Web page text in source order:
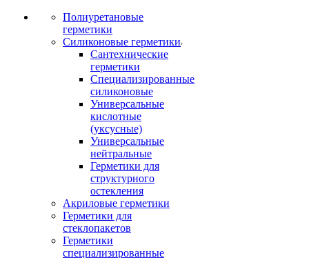
Полиуретановые
герметики
Силиконовые герметики
Сантехнические
герметики
Специализированные
силиконовые
Универсальные
кислотные
(уксусные)
Универсальные
нейтральные
Герметики для
структурного
остекления
Акриловые герметики
Герметики для
стеклопакетов
Герметики
специализированные